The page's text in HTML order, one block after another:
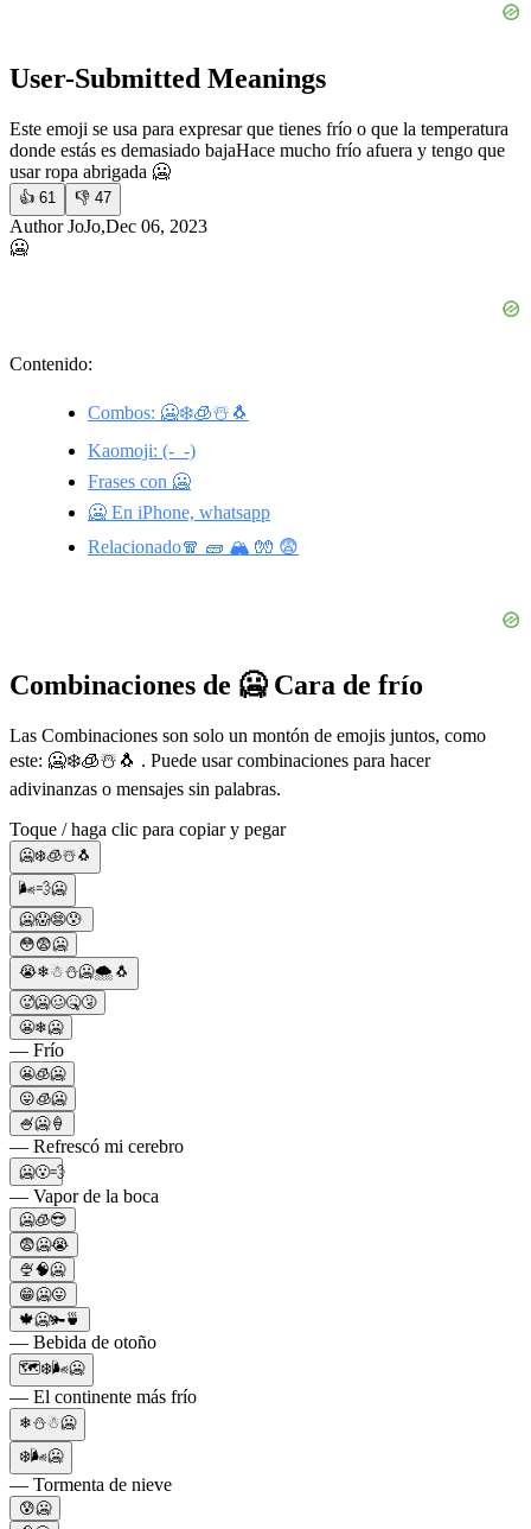
User-Submitted Meanings
Este emoji se usa para expresar que tienes frío o que la temperatura
donde estás es demasiado bajaHace mucho frío afuera y tengo que
usar ropa abrigada 🥶
👍 61 👎 47
Author JoJo,Dec 06, 2023
🥶
Contenido:
Combos: 🥶❄️🧊☃️🐧
Kaomoji: (-_-)
Frases con 🥶
🥶 En iPhone, whatsapp
Relacionado🧣 🧱 🏔️ 🧤 😨
Combinaciones de 🥶 Cara de frío
Las Combinaciones son solo un montón de emojis juntos, como
este: 🥶❄️🧊☃️🐧 . Puede usar combinaciones para hacer
adivinanzas o mensajes sin palabras.
Toque / haga clic para copiar y pegar
🥶❄️🧊☃️🐧
🌬️💨🥶
🥶😱😨😰
😳😨🥶
😭❄☃⛄🥶🌨🐧
🥵🥶🥴🤒🤧
😬❄🥶
— Frío
😬🧊🥶
😛🧊🥶
🍧🥶🍦
— Refrescó mi cerebro
🥶😮‍💨
— Vapor de la boca
🥶🧊😎
😨🥶😭
🍨🧠🥶
😁🥶😛
🍁🥶🫚🍵
— Bebida de otoño
🗺❄️🌬🥶
— El continente más frío
❄⛄☃🥶
❄️🌬🥶
— Tormenta de nieve
😰🥶